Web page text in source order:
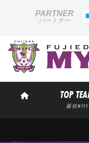
PARTNER
パートナー
TOP
藤枝MYFC